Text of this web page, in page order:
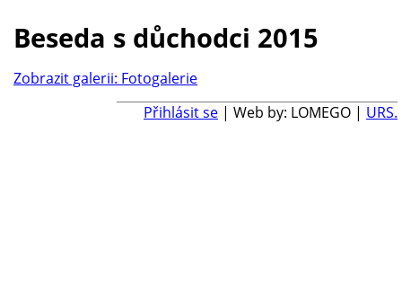
Beseda s důchodci 2015
Zobrazit galerii: Fotogalerie
Přihlásit se | Web by: LOMEGO | URS.